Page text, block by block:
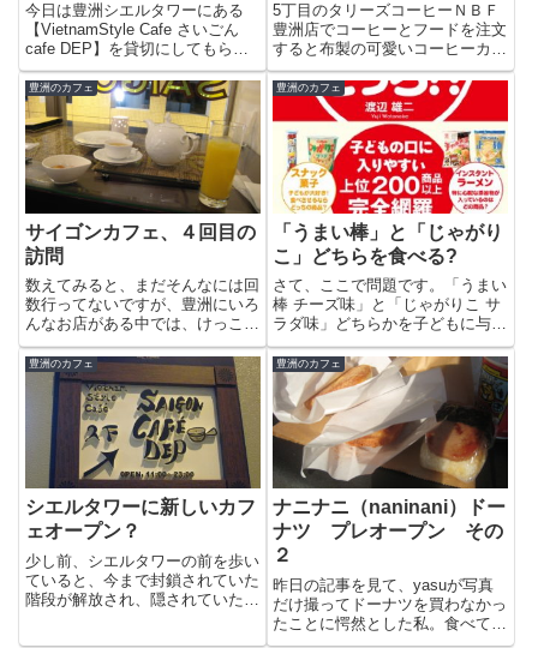
今日は豊洲シエルタワーにある
【VietnamStyle Cafe さいごん
cafe DEP】を貸切にしてもらっ
てバーティさいごんcafe DEPで
パーティーを行いました。17名
の予約でしたが最終的に20人ま
で増えてしまって非常に焦ったの
です...
5丁目のタリーズコーヒーＮＢＦ
豊洲店でコーヒーとフードを注文
すると布製の可愛いコーヒーカッ
プのストラップをいただきまし
た。カウンターのちらしをみると
「改装」記念のキャンペーンとの
こと。ええっ、改装？？？全く変
わりがなく、どこを改装したのか
わ...
豊洲のカフェ
サイゴンカフェ、４回目の
訪問
数えてみると、まだそんなには回
数行ってないですが、豊洲にいろ
んなお店がある中では、けっこう
リピートさせてもらっているお店
です。手前はジャスミン茶（650
円）とマンゴヤンオレンジ（値段
忘れました）。マンゴーリキュー
ル（マンゴヤン）をオレンジで...
豊洲のカフェ
「うまい棒」と「じゃがり
こ」どちらを食べる?
さて、ここで問題です。「うまい
棒 チーズ味」と「じゃがりこ サ
ラダ味」どちらかを子どもに与え
るなら・・どっちのほうが安全だ
と思いますか?そんな疑問に答え
てくれる書籍が５月２２日に発売
される「食べるならどっち！？
（サンクチュアリ出版）」で
す。...
豊洲のカフェ
シエルタワーに新しいカフ
ェオープン？
少し前、シエルタワーの前を歩い
ていると、今まで封鎖されていた
階段が解放され、隠されていた看
豊洲のカフェ
ナニナニ（naninani）ドー
ナツ プレオープン その
２
昨日の記事を見て、yasuが写真
だけ撮ってドーナツを買わなかっ
たことに愕然とした私。食べてみ
なきゃ始まらないじゃないです